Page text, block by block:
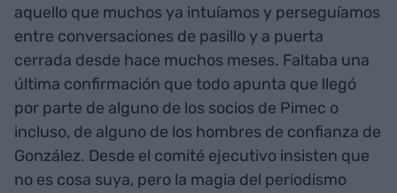
aquello que muchos ya intuíamos y perseguíamos
entre conversaciones de pasillo y a puerta
cerrada desde hace muchos meses. Faltaba una
última confirmación que todo apunta que llegó
por parte de alguno de los socios de Pimec o
incluso, de alguno de los hombres de confianza de
González. Desde el comité ejecutivo insisten que
no es cosa suya, pero la magia del periodismo